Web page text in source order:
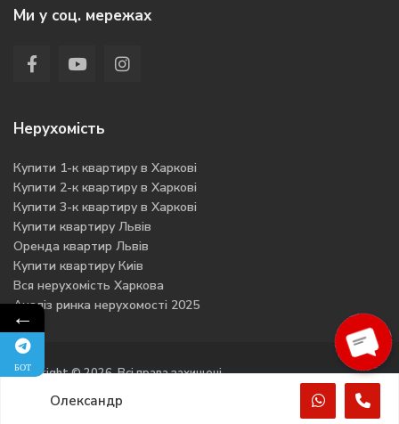
Ми у соц. мережах
Нерухомість
Купити 1-к квартиру в Харкові
Купити 2-к квартиру в Харкові
Купити 3-к квартиру в Харкові
Купити квартиру Львів
Оренда квартир Львів
Купити квартиру Киів
Вся нерухомість Харкова
Аналіз ринка нерухомості 2025
Copyright © 2026. Всі права захищені
Політика конфіденційності
Олександр
←
БОТ